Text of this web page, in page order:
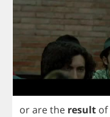
orarethe result of